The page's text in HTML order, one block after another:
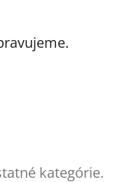
kategórie.